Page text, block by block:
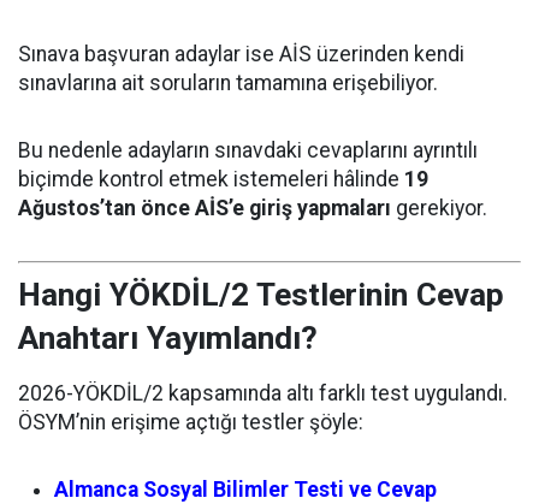
Sınava başvuran adaylar ise AİS üzerinden kendi
sınavlarına ait soruların tamamına erişebiliyor.
Bu nedenle adayların sınavdaki cevaplarını ayrıntılı
biçimde kontrol etmek istemeleri hâlinde 19
Ağustos’tan önce AİS’e giriş yapmaları gerekiyor.
Hangi YÖKDİL/2 Testlerinin Cevap
Anahtarı Yayımlandı?
2026-YÖKDİL/2 kapsamında altı farklı test uygulandı.
ÖSYM’nin erişime açtığı testler şöyle:
Almanca Sosyal Bilimler Testi ve Cevap